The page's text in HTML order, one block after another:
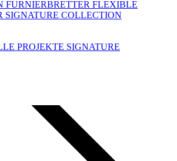
FURNIERBRETTER FLEXIBLE
SIGNATURE COLLECTION
PROJEKTE SIGNATURE